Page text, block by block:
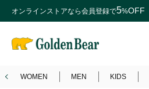
オンラインストアなら会員登録で5%OFF
WOMEN MEN KIDS